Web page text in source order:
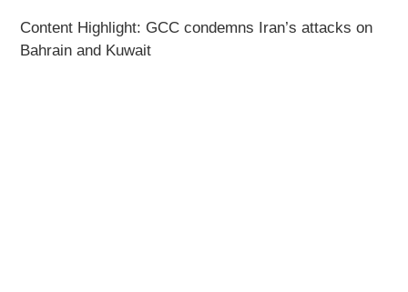
Content Highlight: GCC condemns Iran’s attacks on
Bahrain and Kuwait